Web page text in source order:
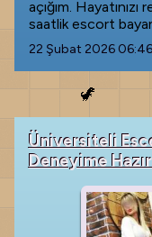
açığım.
saatlik escort
22 Şubat 2026
🦖
Üniversiteli
Deneyime Hazır